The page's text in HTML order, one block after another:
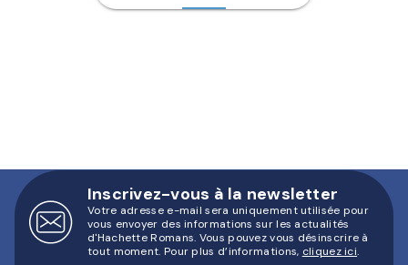
Inscrivez-vous à la newsletter
Votre adresse e-mail sera uniquement utilisée pour
vous envoyer des informations sur les actualités
d'Hachette Romans. Vous pouvez vous désinscrire à
tout moment. Pour plus d’informations, cliquez ici.